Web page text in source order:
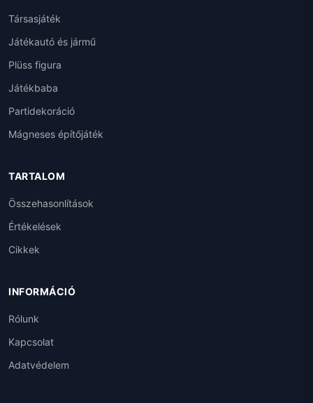
Társasjáték
Játékautó és jármű
Plüss figura
Játékbaba
Partidekoráció
Mágneses építőjáték
TARTALOM
Összehasonlítások
Értékelések
Cikkek
INFORMÁCIÓ
Rólunk
Kapcsolat
Adatvédelem